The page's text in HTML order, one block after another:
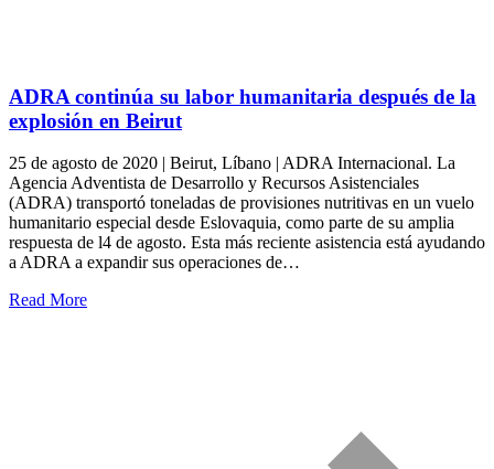
ADRA continúa su labor humanitaria después de la
explosión en Beirut
25 de agosto de 2020 | Beirut, Líbano | ADRA Internacional. La
Agencia Adventista de Desarrollo y Recursos Asistenciales
(ADRA) transportó toneladas de provisiones nutritivas en un vuelo
humanitario especial desde Eslovaquia, como parte de su amplia
respuesta de l4 de agosto. Esta más reciente asistencia está ayudando
a ADRA a expandir sus operaciones de…
Read More